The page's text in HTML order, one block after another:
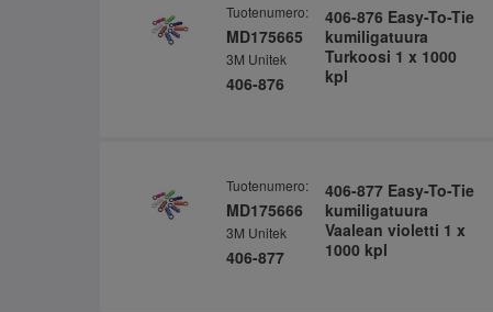
Tuotenumero:
MD175665
3M Unitek
406-876
406-876 Easy-To-Tie
kumiligatuura
Turkoosi 1 x 1000
kpl
Tuotenumero:
MD175666
3M Unitek
406-877
406-877 Easy-To-Tie
kumiligatuura
Vaalean violetti 1 x
1000 kpl